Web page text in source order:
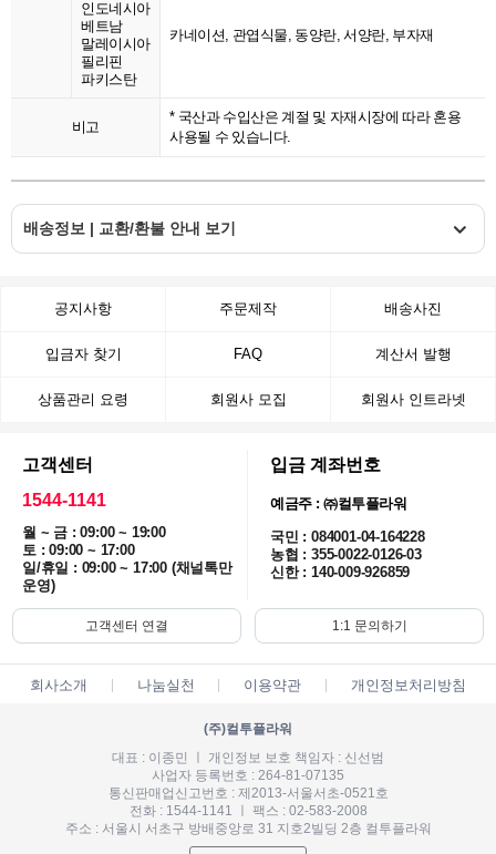
인도네시아
베트남
말레이시아
필리핀
파키스탄
카네이션, 관엽식물, 동양란, 서양란, 부자재
비고
* 국산과 수입산은 계절 및 자재시장에 따라 혼용
사용될 수 있습니다.
배송정보 | 교환/환불 안내 보기
공지사항 주문제작 배송사진
입금자 찾기 FAQ 계산서 발행
상품관리 요령 회원사 모집 회원사 인트라넷
고객센터
1544-1141
월 ~ 금 : 09:00 ~ 19:00
토 : 09:00 ~ 17:00
일/휴일 : 09:00 ~ 17:00 (채널톡만
운영)
입금 계좌번호
예금주 : ㈜컬투플라워
국민 : 084001-04-164228
농협 : 355-0022-0126-03
신한 : 140-009-926859
고객센터 연결 1:1 문의하기
회사소개 나눔실천 이용약관 개인정보처리방침
(주)컬투플라워
대표 : 이종민 ㅣ 개인정보 보호 책임자 : 신선범
사업자 등록번호 : 264-81-07135
통신판매업신고번호 : 제2013-서울서초-0521호
전화 : 1544-1141 ㅣ 팩스 : 02-583-2008
주소 : 서울시 서초구 방배중앙로 31 지호2빌딩 2층 컬투플라워